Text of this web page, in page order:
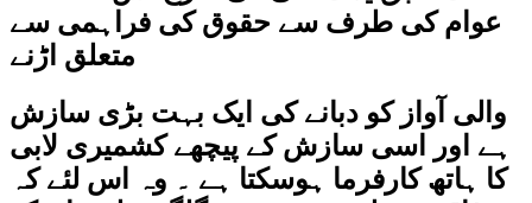
عوام کی طرف سے حقوق کی فراہمی سے
متعلق اڑنے
والی آواز کو دبانے کی ایک بہت بڑی سازش
ہے اور اسی سازش کے پیچھے کشمیری لابی
کا ہاتھ کارفرما ہوسکتا ہے ۔ وہ اس لئے کہ